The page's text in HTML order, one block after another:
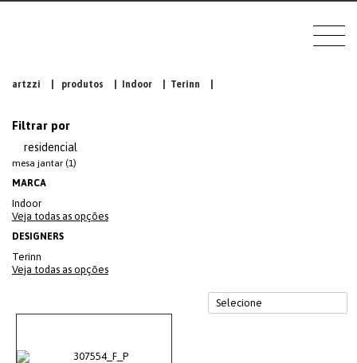
artzzi produtos Indoor Terinn
Filtrar por
residencial
mesa jantar (1)
MARCA
Indoor
Veja todas as opções
DESIGNERS
Terinn
Veja todas as opções